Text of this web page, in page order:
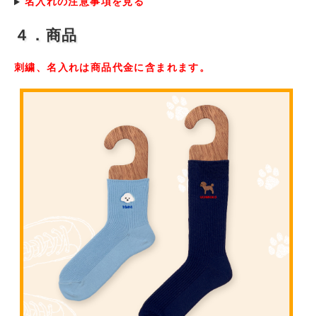
４．商品
刺繍、名入れは商品代金に含まれます。